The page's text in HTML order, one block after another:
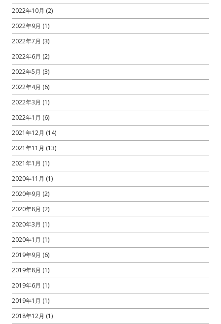
2022年10月 (2)
2022年9月 (1)
2022年7月 (3)
2022年6月 (2)
2022年5月 (3)
2022年4月 (6)
2022年3月 (1)
2022年1月 (6)
2021年12月 (14)
2021年11月 (13)
2021年1月 (1)
2020年11月 (1)
2020年9月 (2)
2020年8月 (2)
2020年3月 (1)
2020年1月 (1)
2019年9月 (6)
2019年8月 (1)
2019年6月 (1)
2019年1月 (1)
2018年12月 (1)